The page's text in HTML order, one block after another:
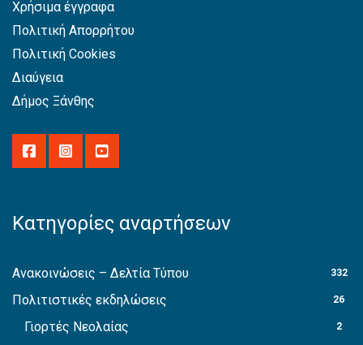
Χρήσιμα έγγραφα
Πολιτική Απορρήτου
Πολιτική Cookies
Διαύγεια
Δήμος Ξάνθης
Κατηγορίες αναρτήσεων
Ανακοινώσεις – Δελτία Τύπου 332
Πολιτιστικές εκδηλώσεις 26
Γιορτές Νεολαίας 2